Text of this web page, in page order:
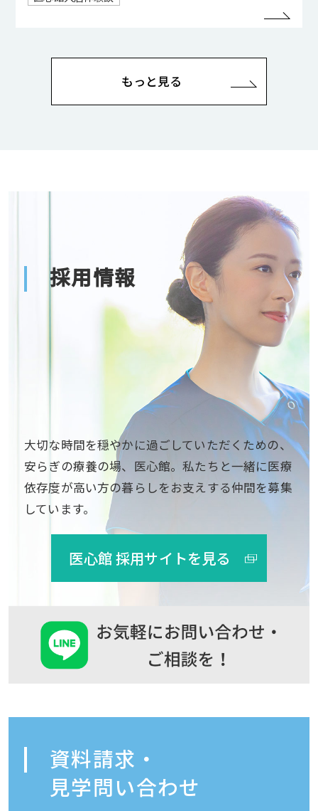
もっと見る
採用情報
大切な時間を穏やかに過ごしていただくための、
安らぎの療養の場、医心館。私たちと一緒に医療
依存度が高い方の暮らしをお支えする仲間を募集
しています。
医心館 採用サイトを見る
資料請求・
見学問い合わせ